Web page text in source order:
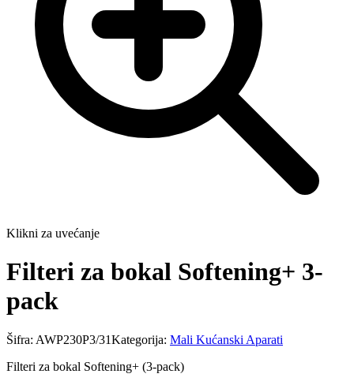
Klikni za uvećanje
Filteri za bokal Softening+ 3-
pack
Šifra: AWP230P3/31Kategorija: Mali Kućanski Aparati
Filteri za bokal Softening+ (3-pack)